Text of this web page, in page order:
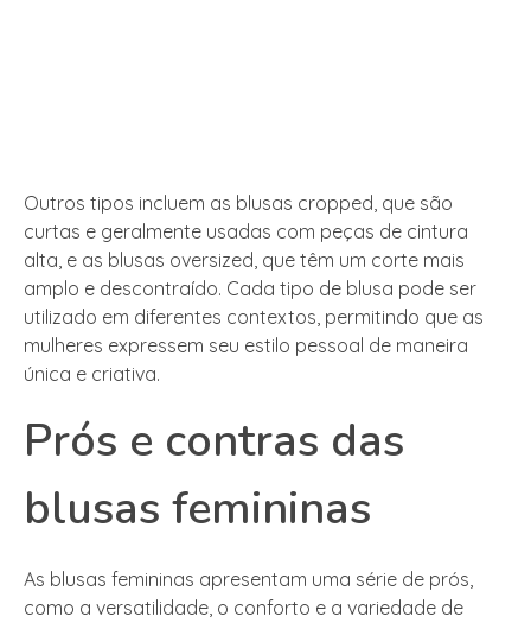
Outros tipos incluem as blusas cropped, que são
curtas e geralmente usadas com peças de cintura
alta, e as blusas oversized, que têm um corte mais
amplo e descontraído. Cada tipo de blusa pode ser
utilizado em diferentes contextos, permitindo que as
mulheres expressem seu estilo pessoal de maneira
única e criativa.
Prós e contras das
blusas femininas
As blusas femininas apresentam uma série de prós,
como a versatilidade, o conforto e a variedade de